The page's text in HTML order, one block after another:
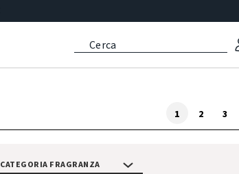
1 2 3
CATEGORIA FRAGRANZA